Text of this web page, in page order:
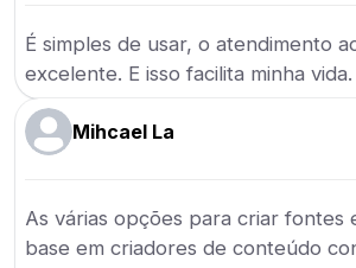
É simples de usar, o atendimento
excelente. E isso facilita minha vida.
Mihcael La
As várias opções para criar fontes
base em criadores de conteúdo